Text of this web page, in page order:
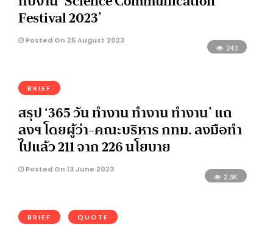
Festival 2023’
Posted On 25 August 2023
243
BRIEF
สรุป ‘365 วัน ทำงาน ทำงาน ทำงาน’ แถ
ลงฯ โดยผู้ว่า-คณะบริหาร กทม. ลงมือทำ
ไปแล้ว 211 จาก 226 นโยบาย
Posted On 13 June 2023
2.3K
BRIEF QUOTE